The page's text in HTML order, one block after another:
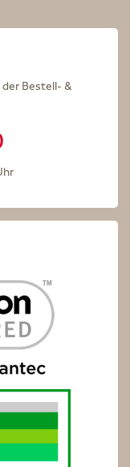
der Bestell- &